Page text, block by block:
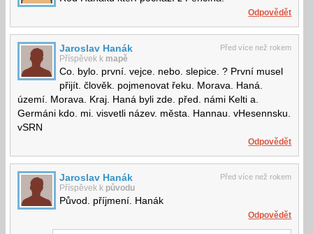
Odpovědět
Před více než rokem
Jaroslav Hanák
Příspěvek k mapě
Co. bylo. první. vejce. nebo. slepice. ? První musel
přijít. člověk. pojmenovat řeku. Morava. Haná.
území. Morava. Kraj. Haná byli zde. před. námi Kelti a.
Germáni kdo. mi. visvetli název. města. Hannau. vHesennsku.
vSRN
Odpovědět
Před více než rokem
Jaroslav Hanák
Příspěvek k původu
Původ. příjmení. Hanák
Odpovědět